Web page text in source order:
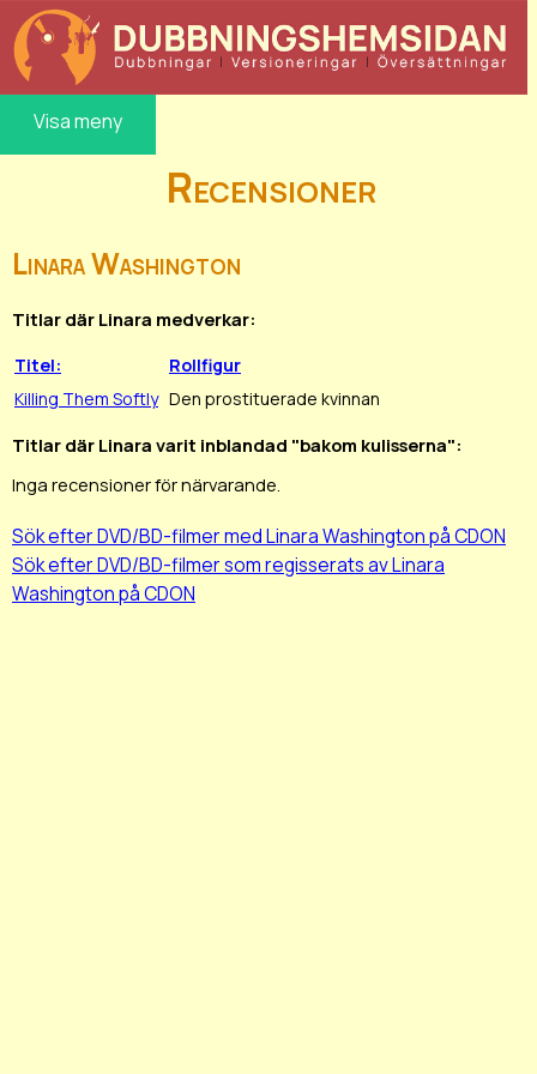
Visa meny
Recensioner
Linara Washington
Titlar där Linara medverkar:
Titel:
Rollfigur
Killing Them Softly Den prostituerade kvinnan
Titlar där Linara varit inblandad "bakom kulisserna":
Inga recensioner för närvarande.
Sök efter DVD/BD-filmer med Linara Washington på CDON
Sök efter DVD/BD-filmer som regisserats av Linara
Washington på CDON